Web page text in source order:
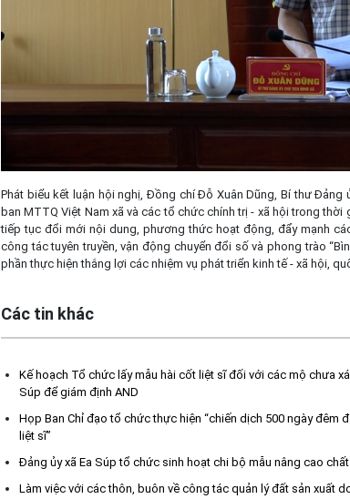
Phát biểu kết luận hội nghị, Đồng chí Đỗ Xuân Dũng, Bí thư
ban MTTQ Việt Nam xã và các tổ chức chính trị - xã hội trong
tiếp tục đổi mới nội dung, phương thức hoạt động, đẩy mạnh
công tác tuyên truyền, vận động chuyển đổi số và phong trào
phần thực hiện thắng lợi các nhiệm vụ phát triển kinh tế - xã hội,
Các tin khác
Kế hoạch Tổ chức lấy mẫu hài cốt liệt sĩ đối với các mộ chưa
Súp để giám định AND
Họp Ban Chỉ đạo tổ chức thực hiện “chiến dịch 500 ngày đêm
liệt sĩ”
Đảng ủy xã Ea Súp tổ chức sinh hoạt chi bộ mẫu nâng cao
Làm việc với các thôn, buôn về công tác quản lý đất sản xuất